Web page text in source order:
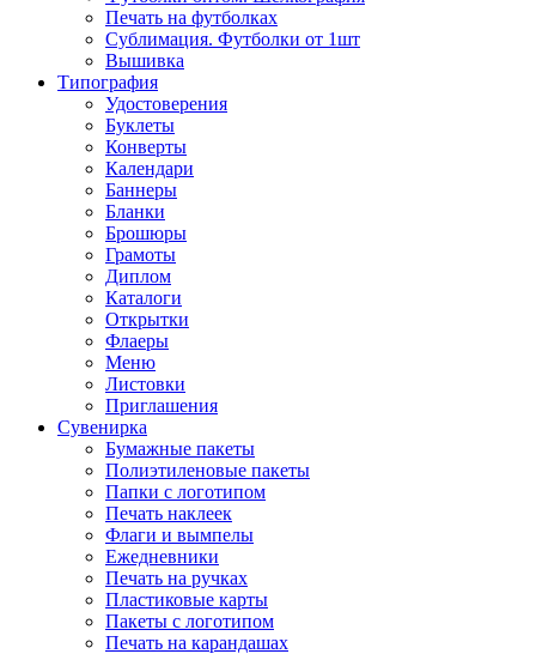
Печать на футболках
Сублимация. Футболки от 1шт
Вышивка
Типография
Удостоверения
Буклеты
Конверты
Календари
Баннеры
Бланки
Брошюры
Грамоты
Диплом
Каталоги
Открытки
Флаеры
Меню
Листовки
Приглашения
Сувенирка
Бумажные пакеты
Полиэтиленовые пакеты
Папки с логотипом
Печать наклеек
Флаги и вымпелы
Ежедневники
Печать на ручках
Пластиковые карты
Пакеты с логотипом
Печать на карандашах